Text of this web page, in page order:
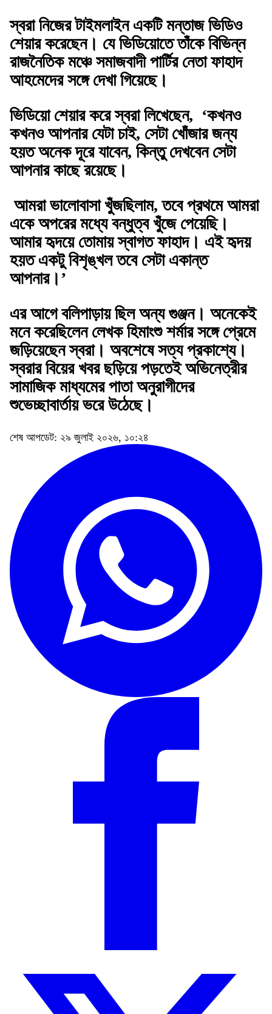
স্বরা নিজের টাইমলাইন একটি মন্তাজ ভিডিও
শেয়ার করেছেন। যে ভিডিয়োতে তাঁকে বিভিন্ন
রাজনৈতিক মঞ্চে সমাজবাদী পার্টির নেতা ফাহাদ
আহমেদের সঙ্গে দেখা গিয়েছে।
ভিডিয়ো শেয়ার করে স্বরা লিখেছেন, ‘কখনও
কখনও আপনার যেটা চাই, সেটা খোঁজার জন্য
হয়ত অনেক দূরে যাবেন, কিন্তু দেখবেন সেটা
আপনার কাছে রয়েছে।
আমরা ভালোবাসা খুঁজছিলাম, তবে প্রথমে আমরা
একে অপরের মধ্যে বন্ধুত্ব খুঁজে পেয়েছি।
আমার হৃদয়ে তোমায় স্বাগত ফাহাদ। এই হৃদয়
হয়ত একটু বিশৃঙ্খল তবে সেটা একান্ত
আপনার।’
এর আগে বলিপাড়ায় ছিল অন্য গুঞ্জন। অনেকেই
মনে করেছিলেন লেখক হিমাংশু শর্মার সঙ্গে প্রেমে
জড়িয়েছেন স্বরা। অবশেষে সত্য প্রকাশ্যে।
স্বরার বিয়ের খবর ছড়িয়ে পড়তেই অভিনেত্রীর
সামাজিক মাধ্যমের পাতা অনুরাগীদের
শুভেচ্ছাবার্তায় ভরে উঠেছে।
শেষ আপডেট: ২৯ জুলাই ২০২৬, ১০:২৪